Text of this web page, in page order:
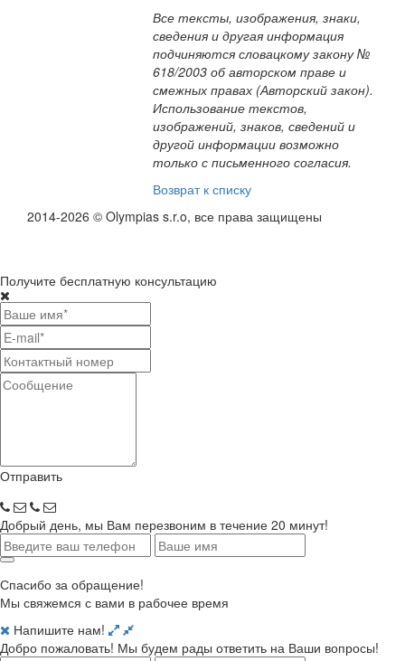
Все тексты, изображения, знаки,
сведения и другая информация
подчиняются словацкому закону №
618/2003 об авторском праве и
смежных правах (Авторский закон).
Использование текстов,
изображений, знаков, сведений и
другой информации возможно
только с письменного согласия.
Возврат к списку
2014-2026 © Olympias s.r.o, все права защищены
Получите бесплатную консультацию
Отправить
Добрый день, мы Вам перезвоним в течение 20 минут!
Спасибо за обращение!
Мы свяжемся с вами в рабочее время
Напишите нам!
Добро пожаловать! Мы будем рады ответить на Ваши вопросы!